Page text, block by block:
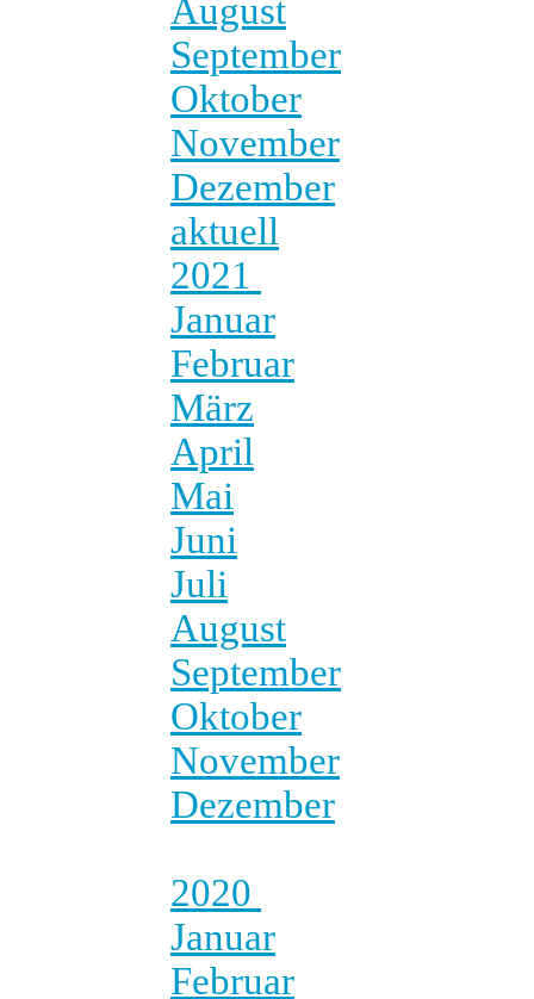
August
September
Oktober
November
Dezember
aktuell
2021
Januar
Februar
März
April
Mai
Juni
Juli
August
September
Oktober
November
Dezember
2020
Januar
Februar